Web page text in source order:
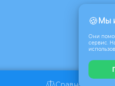
🍪Мы
Они
сервис.